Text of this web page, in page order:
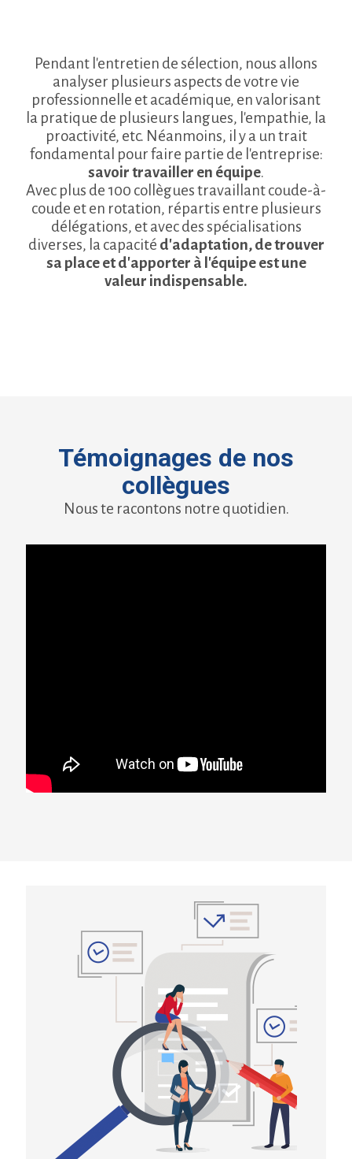
Pendant l'entretien de sélection, nous allons
analyser plusieurs aspects de votre vie
professionnelle et académique, en valorisant
la pratique de plusieurs langues, l'empathie, la
proactivité, etc. Néanmoins, il y a un trait
fondamental pour faire partie de l'entreprise:
savoir travailler en équipe.
Avec plus de 100 collègues travaillant coude-à-
coude et en rotation, répartis entre plusieurs
délégations, et avec des spécialisations
diverses, la capacité d'adaptation, de trouver
sa place et d'apporter à l'équipe est une
valeur indispensable.
Témoignages de nos
collègues
Nous te racontons notre quotidien.